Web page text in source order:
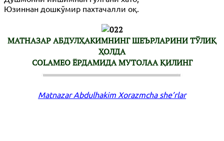
Юзиннан дошкўмир пахтачалли оқ.
МАТНАЗАР АБДУЛҲАКИМНИНГ ШЕЪРЛАРИНИ ТЎЛИҚ
ҲОЛДА
COLAMEO ЁРДАМИДА МУТОЛАА ҚИЛИНГ
Matnazar Abdulhakim Xorazmcha she’rlar